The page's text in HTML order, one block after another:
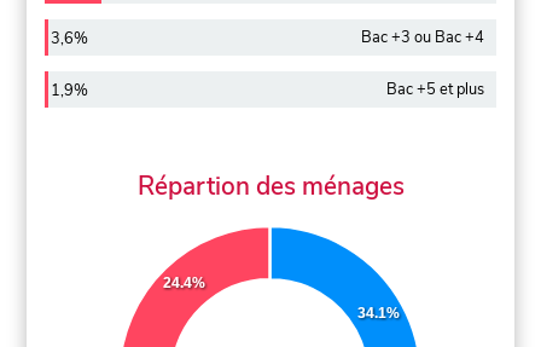
3,6% Bac +3 ou Bac +4
1,9% Bac +5 et plus
Répartion des ménages
34.1%
24.4%